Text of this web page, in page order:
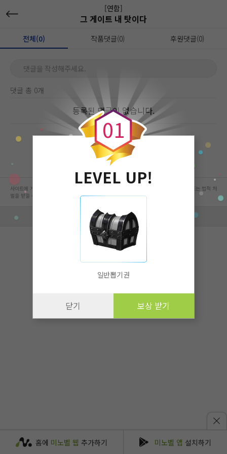
[연함]
그 게이트 내 탓이다
전체(0) 작품댓글(0) 후원댓글(0)
댓글을 작성해주세요.
댓글 총 0개
등록된 댓글이 없습니다.
0
0
1
LEVEL UP!
일반뽑기권
닫기 보상 받기
홈에 미노벨 웹 추가하기 미노벨 앱 설치하기
사이트에 게시된 컨텐츠는 저작권자의 권리가 있는 컨텐츠로서 무단 복제, 전송, 수정, 배포는 법적 처
벌을 받을 수 있습니다.
회사 정보 자세히 보기